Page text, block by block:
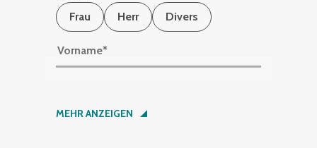
Frau
Herr Divers
Vorname*
Nachname*
MEHR ANZEIGEN